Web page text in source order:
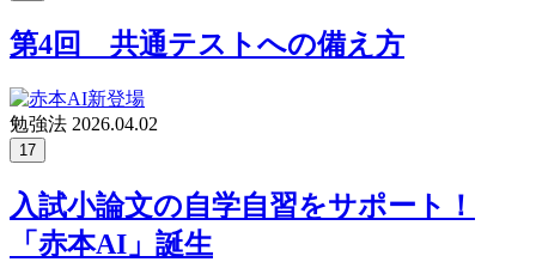
第4回 共通テストへの備え方
勉強法 2026.04.02
17
入試小論文の自学自習をサポート！
「赤本AI」誕生